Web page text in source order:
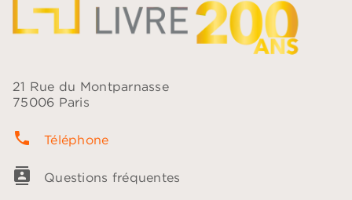
21 Rue du Montparnasse
75006 Paris
phone Téléphone
contacts Questions fréquentes